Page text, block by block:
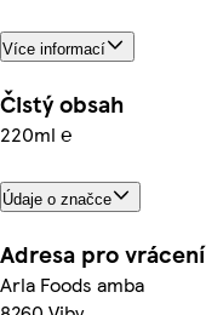
Více informací
Čistý obsah
220ml ℮
Údaje o značce
Adresa pro vrácení
Arla Foods amba